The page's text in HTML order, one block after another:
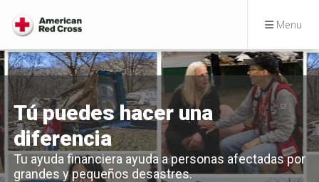
Menu
Tú puedes hacer una
diferencia
Tu ayuda financiera ayuda a personas afectadas por
grandes y pequeños desastres.